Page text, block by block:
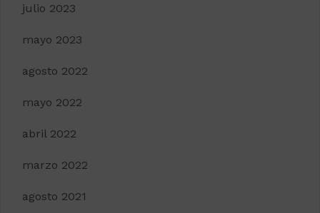
julio 2023
mayo 2023
agosto 2022
mayo 2022
abril 2022
marzo 2022
agosto 2021